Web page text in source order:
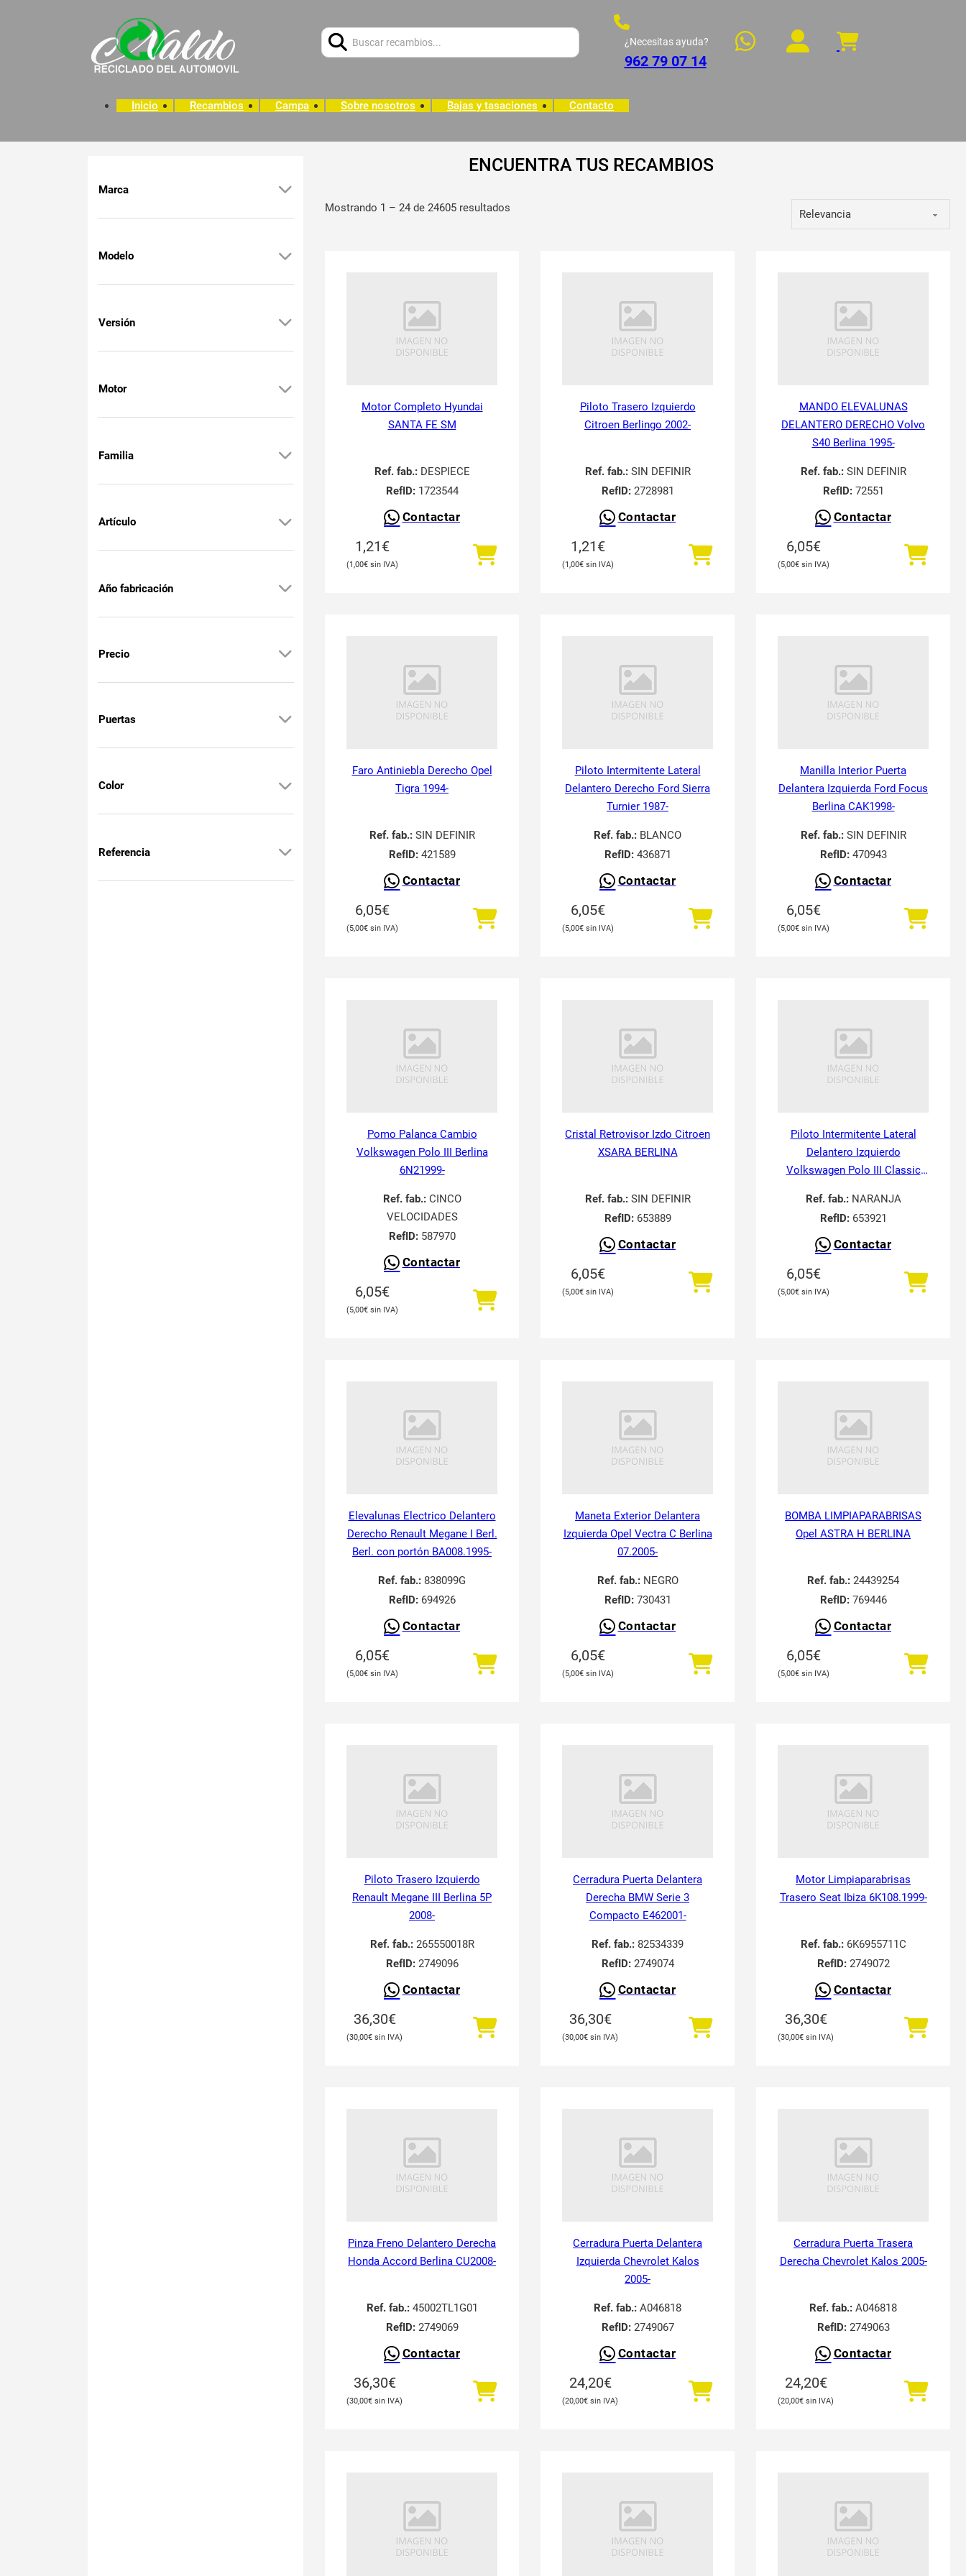
¿Necesitas ayuda?
962 79 07 14
Inicio Recambios Campa Sobre nosotros Bajas y tasaciones Contacto
ENCUENTRA TUS RECAMBIOS
Marca
Modelo
Versión
Motor
Familia
Artículo
Año fabricación
Precio
Puertas
Color
Referencia
Mostrando 1 – 24 de 24605 resultados
Motor Completo Hyundai
SANTA FE SM
Ref. fab.:DESPIECE
RefID:1723544
Contactar
1,21€
1,00€
Piloto Trasero Izquierdo
Citroen Berlingo 2002-
Ref. fab.:SIN DEFINIR
RefID:2728981
Contactar
1,21€
1,00€
MANDO ELEVALUNAS
DELANTERO DERECHO Volvo
S40 Berlina 1995-
Ref. fab.:SIN DEFINIR
RefID:72551
Contactar
6,05€
5,00€
Faro Antiniebla Derecho Opel
Tigra 1994-
Ref. fab.:SIN DEFINIR
RefID:421589
Contactar
6,05€
5,00€
Piloto Intermitente Lateral
Delantero Derecho Ford Sierra
Turnier 1987-
Ref. fab.: BLANCO
RefID:436871
Contactar
6,05€
5,00€
Manilla Interior Puerta
Delantera Izquierda Ford Focus
Berlina CAK1998-
Ref. fab.:SIN DEFINIR
RefID:470943
Contactar
6,05€
5,00€
Pomo Palanca Cambio
Volkswagen Polo III Berlina
6N21999-
Ref. fab.:CINCO
VELOCIDADES
RefID:587970
Contactar
6,05€
5,00€
Cristal Retrovisor Izdo Citroen
XSARA BERLINA
Ref. fab.:SIN DEFINIR
RefID:653889
Contactar
6,05€
5,00€
Piloto Intermitente Lateral
Delantero Izquierdo
Volkswagen Polo III Classic
Ref. fab.:NARANJA
RefID:653921
Contactar
6,05€
5,00€
Elevalunas Electrico Delantero
Derecho Renault Megane I Berl.
Berl. con portón BA008.1995-
Ref. fab.: 838099G
RefID:694926
Contactar
6,05€
5,00€
Maneta Exterior Delantera
Izquierda Opel Vectra C Berlina
07.2005-
Ref. fab.:NEGRO
RefID:730431
Contactar
6,05€
5,00€
BOMBA LIMPIAPARABRISAS
Opel ASTRA H BERLINA
Ref. fab.: 24439254
RefID:769446
Contactar
6,05€
5,00€
Piloto Trasero Izquierdo
Renault Megane III Berlina 5P
2008-
Ref. fab.:265550018R
RefID:2749096
Contactar
36,30€
30,00€
Cerradura Puerta Delantera
Derecha BMW Serie 3
Compacto E462001-
Ref. fab.: 82534339
RefID:2749074
Contactar
36,30€
30,00€
Motor Limpiaparabrisas
Trasero Seat Ibiza 6K108.1999-
Ref. fab.:6K6955711C
RefID:2749072
Contactar
36,30€
30,00€
Pinza Freno Delantero Derecha
Honda Accord Berlina CU2008-
Ref. fab.:45002TL1G01
RefID:2749069
Contactar
36,30€
30,00€
Cerradura Puerta Delantera
Izquierda Chevrolet Kalos
2005-
Ref. fab.: A046818
RefID:2749067
Contactar
24,20€
20,00€
Cerradura Puerta Trasera
Derecha Chevrolet Kalos 2005-
Ref. fab.: A046818
RefID:2749063
Contactar
24,20€
20,00€